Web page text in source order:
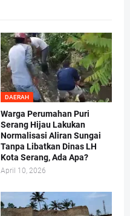
DAERAH
Warga Perumahan Puri
Serang Hijau Lakukan
Normalisasi Aliran Sungai
Tanpa Libatkan Dinas LH
Kota Serang, Ada Apa?
April 10, 2026